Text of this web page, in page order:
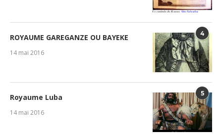
4
ROYAUME GAREGANZE OU BAYEKE
14 mai 2016
5
Royaume Luba
14 mai 2016